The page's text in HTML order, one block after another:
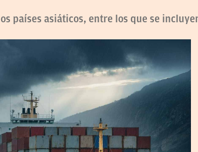
países asiáticos, entre los que se